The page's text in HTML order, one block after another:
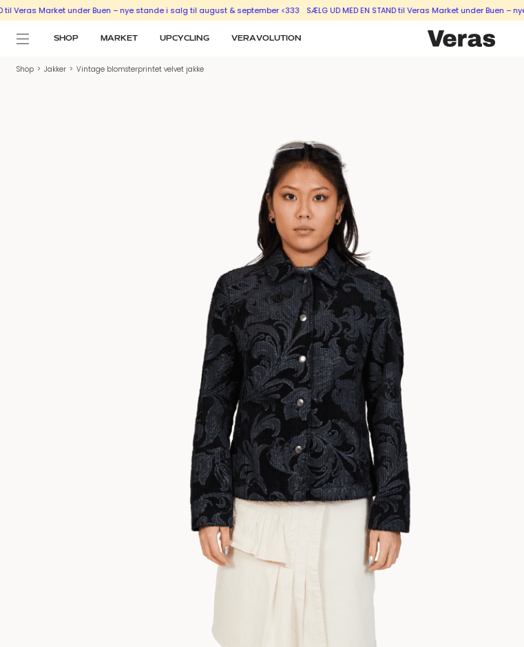
Market under Buen – nye stande i salg til august & september <333 SÆLG UD MED EN STAND til Veras Market under Buen – nye
SHOP MARKET UPCYCLING VERAVOLUTION
Shop > Jakker > Vintage blomsterprintet velvet jakke